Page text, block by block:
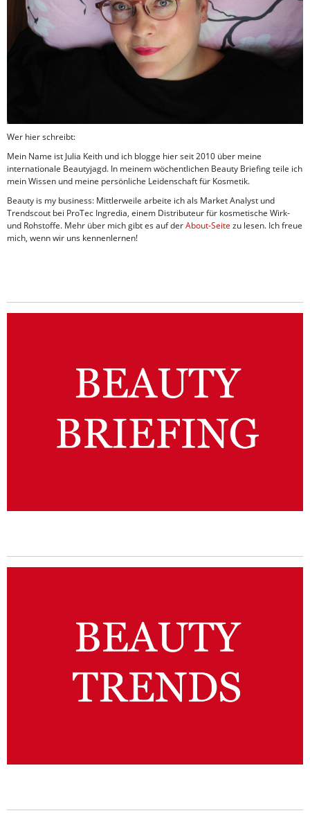
Wer hier schreibt:
Mein Name ist Julia Keith und ich blogge hier seit 2010 über meine
internationale Beautyjagd. In meinem wöchentlichen Beauty Briefing teile ich
mein Wissen und meine persönliche Leidenschaft für Kosmetik.
Beauty is my business: Mittlerweile arbeite ich als Market Analyst und
Trendscout bei ProTec Ingredia, einem Distributeur für kosmetische Wirk-
und Rohstoffe. Mehr über mich gibt es auf derAbout-Seite zu lesen. Ich freue
mich, wenn wir uns kennenlernen!